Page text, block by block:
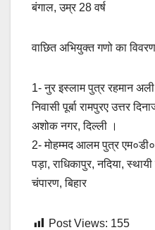
बंगाल, उम्र 28 वर्ष
वाछित अभियुक्त गणो का विवरण
1- नुर इस्लाम पुत्र रहमान अली
निवासी पूर्बा रामपुरए उत्तर
अशोक नगर, दिल्ली ।
2- मोहम्मद आलम पुत्र
पड़ा, राधिकापुर, नदिया, स्थायी
चंपारण, बिहार
Post Views: 155